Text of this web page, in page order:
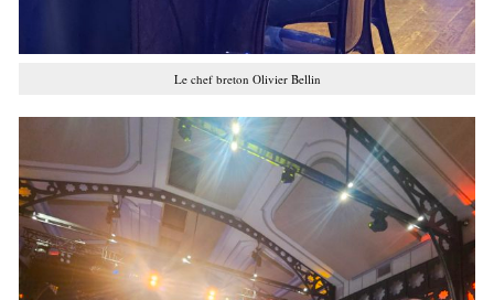
Le chef breton Olivier Bellin